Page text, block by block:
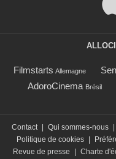
Filmstarts Allemagne
AdoroCinema Brésil
Contact | Qui sommes-nous |
Politique de cookies |
Revue de presse
| Charte